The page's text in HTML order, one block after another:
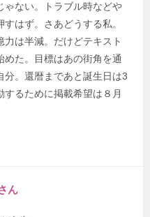
ゃない。トラブル時などや
はず。さあどうする私。
は半減。だけどテキスト
めた。目標はあの街角を通
分。還暦まであと誕生日は3
るために掲載希望は８月
ん